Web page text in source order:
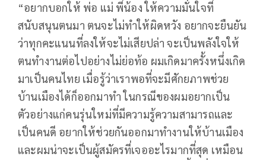
“อยากบอกให้ พ่อ แม่ พี่น้อง ให้ความมั่นใจที่
สนับสนุนตนมา ตนจะไม่ทำให้ผิดหวัง อยากจะยืนยัน
ว่าทุกคะแนนที่ลงให้จะไม่เสียปล่า จะเป็นพลังใจให้
ตนทำงานต่อไปอย่างไม่ย่อท้อ ผมเกิดมาครั้งหนึ่งเกิด
มาเป็นคนไทย เมื่อรู้ว่าเราพอที่จะมีศักยภาพช่วย
บ้านเมืองได้ก็ออกมาทำ ในกรณีของผมอยากเป็น
ตัวอย่างแก่คนรุ่นใหม่ที่มีความรู้ความสามารถและ
เป็นคนดี อยากให้ช่วยกันออกมาทำงานให้บ้านเมือง
และผมน่าจะเป็นผู้สมัครที่เจออะไรมากที่สุด เหมือน